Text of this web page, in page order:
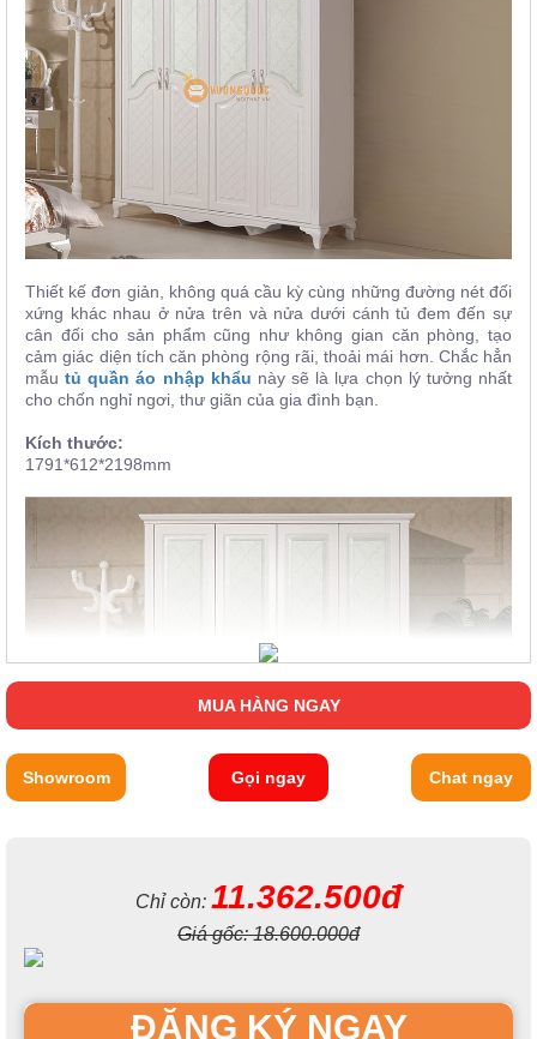
Thiết kế đơn giản, không quá cầu kỳ cùng những đường nét đối
xứng khác nhau ở nửa trên và nửa dưới cánh tủ đem đến sự
cân đối cho sản phẩm cũng như không gian căn phòng, tạo
cảm giác diện tích căn phòng rộng rãi, thoải mái hơn. Chắc hẳn
mẫutủ quần áo nhập khẩu này sẽ là lựa chọn lý tưởng nhất
cho chốn nghỉ ngơi, thư giãn của gia đình bạn.
Kích thước:
1791*612*2198mm
MUA HÀNG NGAY
Showroom Gọi ngay Chat ngay
Chỉ còn: 11.362.500đ
Giá gốc:18.600.000đ
ĐĂNG KÝ NGAY